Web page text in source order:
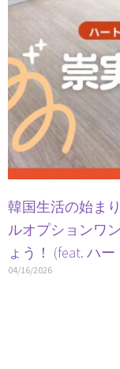
韓国生活の始ま
ルオプションワ
ょう！ (feat. ハ
04/16/2026